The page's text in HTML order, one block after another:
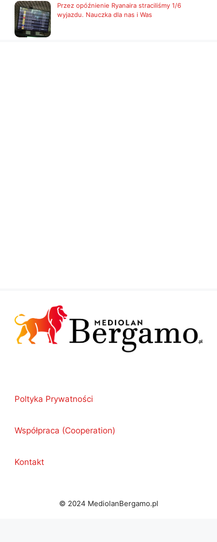
Przez opóźnienie Ryanaira straciliśmy 1/6
wyjazdu. Nauczka dla nas i Was
Poltyka Prywatności
Współpraca (Cooperation)
Kontakt
© 2024 MediolanBergamo.pl